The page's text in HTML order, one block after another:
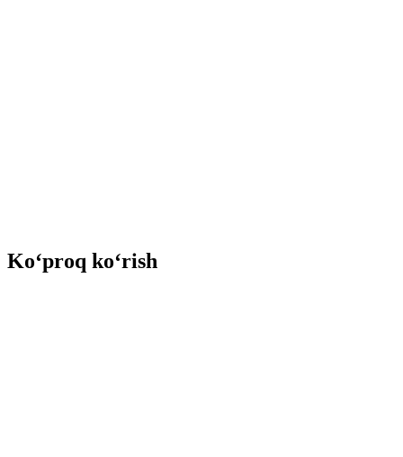
Ko‘proq ko‘rish